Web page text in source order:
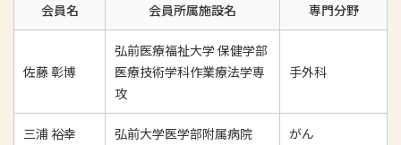
会員名 会員所属施設名 専門分野
佐藤 彰博
弘前医療福祉大学 保健学部
医療技術学科作業療法学専
攻
手外科
三浦 裕幸 弘前大学医学部附属病院 がん